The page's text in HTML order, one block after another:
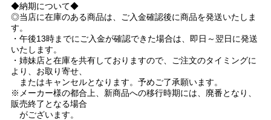
◆納期について◆
◎当店に在庫のある商品は、ご入金確認後に商品を発送いたしま
す。
・午後13時までにご入金が確認できた場合は、即日～翌日に発送
いたします。
・姉妹店と在庫を共有しておりますので、ご注文のタイミングに
より、お取り寄せ、
またはキャンセルとなります。予めご了承願います。
※メーカー様の都合上、新商品への移行時期には、廃番となり、
販売終了となる場合
がございます。